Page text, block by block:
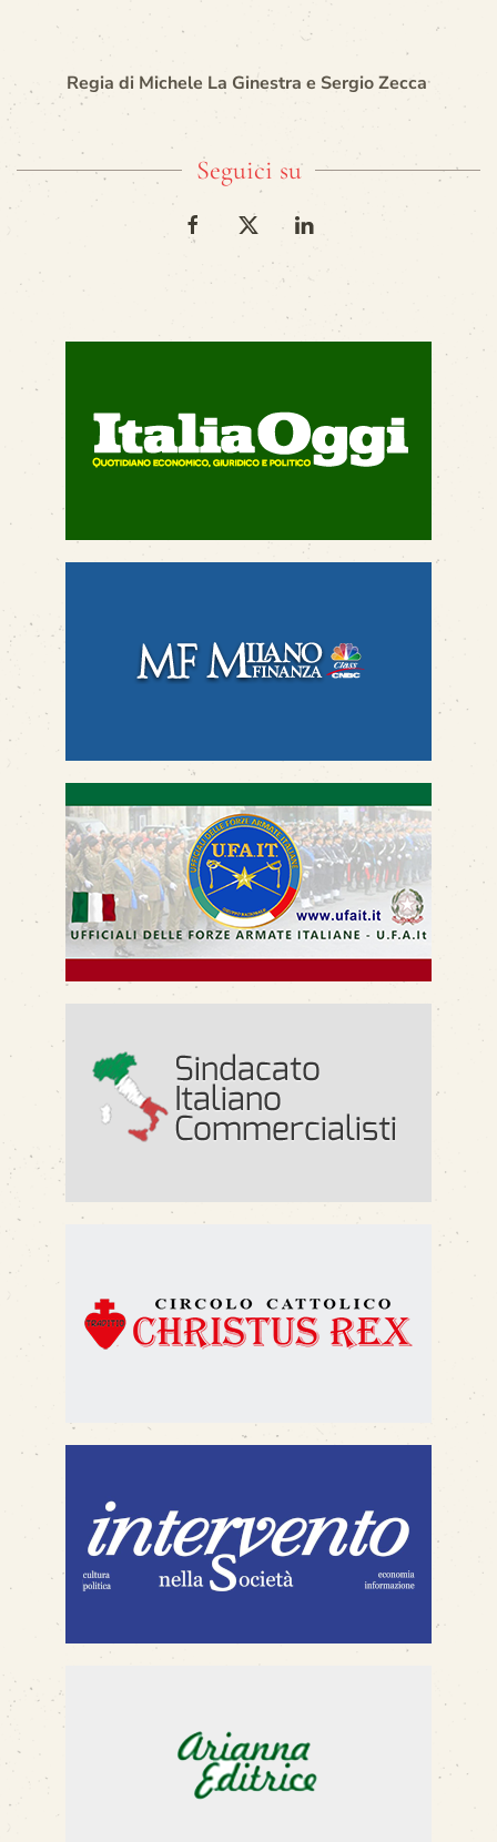
Regia di Michele La Ginestra e Sergio Zecca
Seguici su